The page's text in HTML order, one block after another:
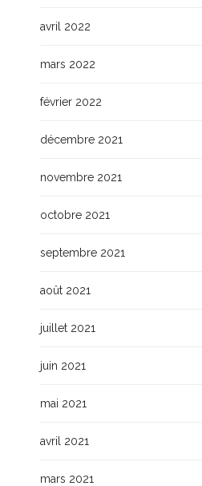
avril 2022
mars 2022
février 2022
décembre 2021
novembre 2021
octobre 2021
septembre 2021
août 2021
juillet 2021
juin 2021
mai 2021
avril 2021
mars 2021